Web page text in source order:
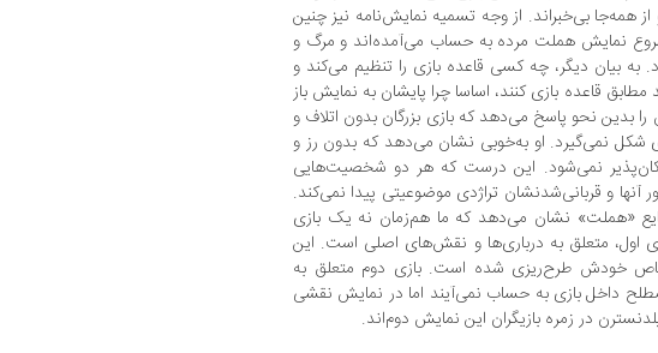
همه‌جا بی‌خبراند. از وجه تسمیه نمایش‌نامه نیز چنین
نمایش هملت مرده به حساب می‌آمده‌اند و مرگ و
به بیان دیگر، چه کسی قاعده بازی را تنظیم می‌کند و
مطابق قاعده بازی کنند، اساسا چرا پایشان به نمایش باز
بدین نحو پاسخ می‌دهد که بازی بزرگان بدون اتلاف و
شکل نمی‌گیرد. او به‌خوبی نشان می‌دهد که بدون رز و
نمی‌شود. این درست که هر دو شخصیت‌هایی
و قربانی‌شدنشان تراژدی موضوعیتی پیدا نمی‌کند.
«هملت» نشان می‌دهد که ما هم‌زمان نه یک بازی
اول، متعلق به درباری‌ها و نقش‌های اصلی است. این
خودش طرح‌ریزی شده است. بازی دوم متعلق به
داخل بازی به حساب نمی‌آیند اما در نمایش نقشی
در زمره بازیگران این نمایش دوم‌اند.